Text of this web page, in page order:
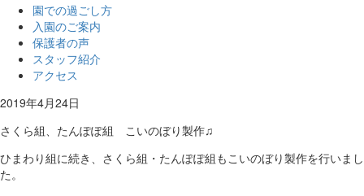
園での過ごし方
入園のご案内
保護者の声
スタッフ紹介
アクセス
2019年4月24日
さくら組、たんぽぽ組 こいのぼり製作♫
ひまわり組に続き、さくら組・たんぽぽ組もこいのぼり製作を行いまし
た。